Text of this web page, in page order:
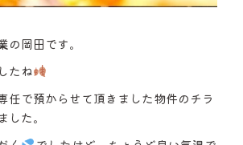
の岡田です。
たね
任で預からせて頂きました物件のチラ
た。